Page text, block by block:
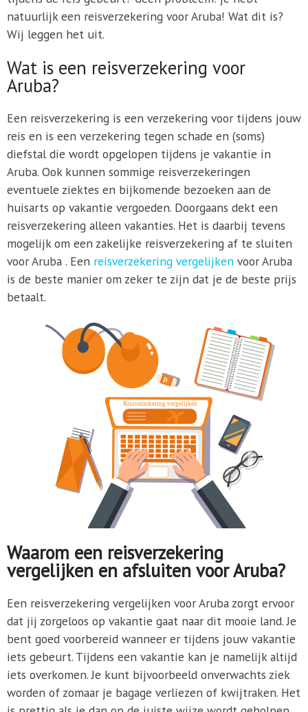
natuurlijk een reisverzekering voor Aruba! Wat dit is?
Wij leggen het uit.
Wat is een reisverzekering voor
Aruba?
Een reisverzekering is een verzekering voor tijdens jouw
reis en is een verzekering tegen schade en (soms)
diefstal die wordt opgelopen tijdens je vakantie in
Aruba. Ook kunnen sommige reisverzekeringen
eventuele ziektes en bijkomende bezoeken aan de
huisarts op vakantie vergoeden. Doorgaans dekt een
reisverzekering alleen vakanties. Het is daarbij tevens
mogelijk om een zakelijke reisverzekering af te sluiten
voor Aruba . Een reisverzekering vergelijkenvoor Aruba
is de beste manier om zeker te zijn dat je de beste prijs
betaalt.
Waarom een reisverzekering
vergelijken en afsluiten voor Aruba?
Een reisverzekering vergelijken voor Aruba zorgt ervoor
dat jij zorgeloos op vakantie gaat naar dit mooie land. Je
bent goed voorbereid wanneer er tijdens jouw vakantie
iets gebeurt. Tijdens een vakantie kan je namelijk altijd
iets overkomen. Je kunt bijvoorbeeld onverwachts ziek
worden of zomaar je bagage verliezen of kwijtraken. Het